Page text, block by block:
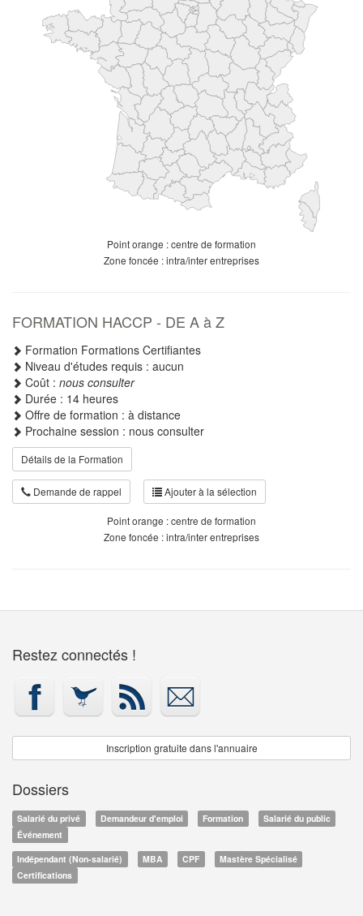
Point orange : centre de formation
Zone foncée : intra/inter entreprises
FORMATION HACCP - DE A à Z
Formation Formations Certifiantes
Niveau d'études requis : aucun
Coût : nous consulter
Durée : 14 heures
Offre de formation : à distance
Prochaine session : nous consulter
Détails de la Formation
Demande de rappel Ajouter à la sélection
Point orange : centre de formation
Zone foncée : intra/inter entreprises
Restez connectés !
Inscription gratuite dans l'annuaire
Dossiers
Salarié du privé Demandeur d'emploi Formation
Salarié du public
Événement
Indépendant (Non-salarié)
MBA CPF
Mastère Spécialisé
Certifications